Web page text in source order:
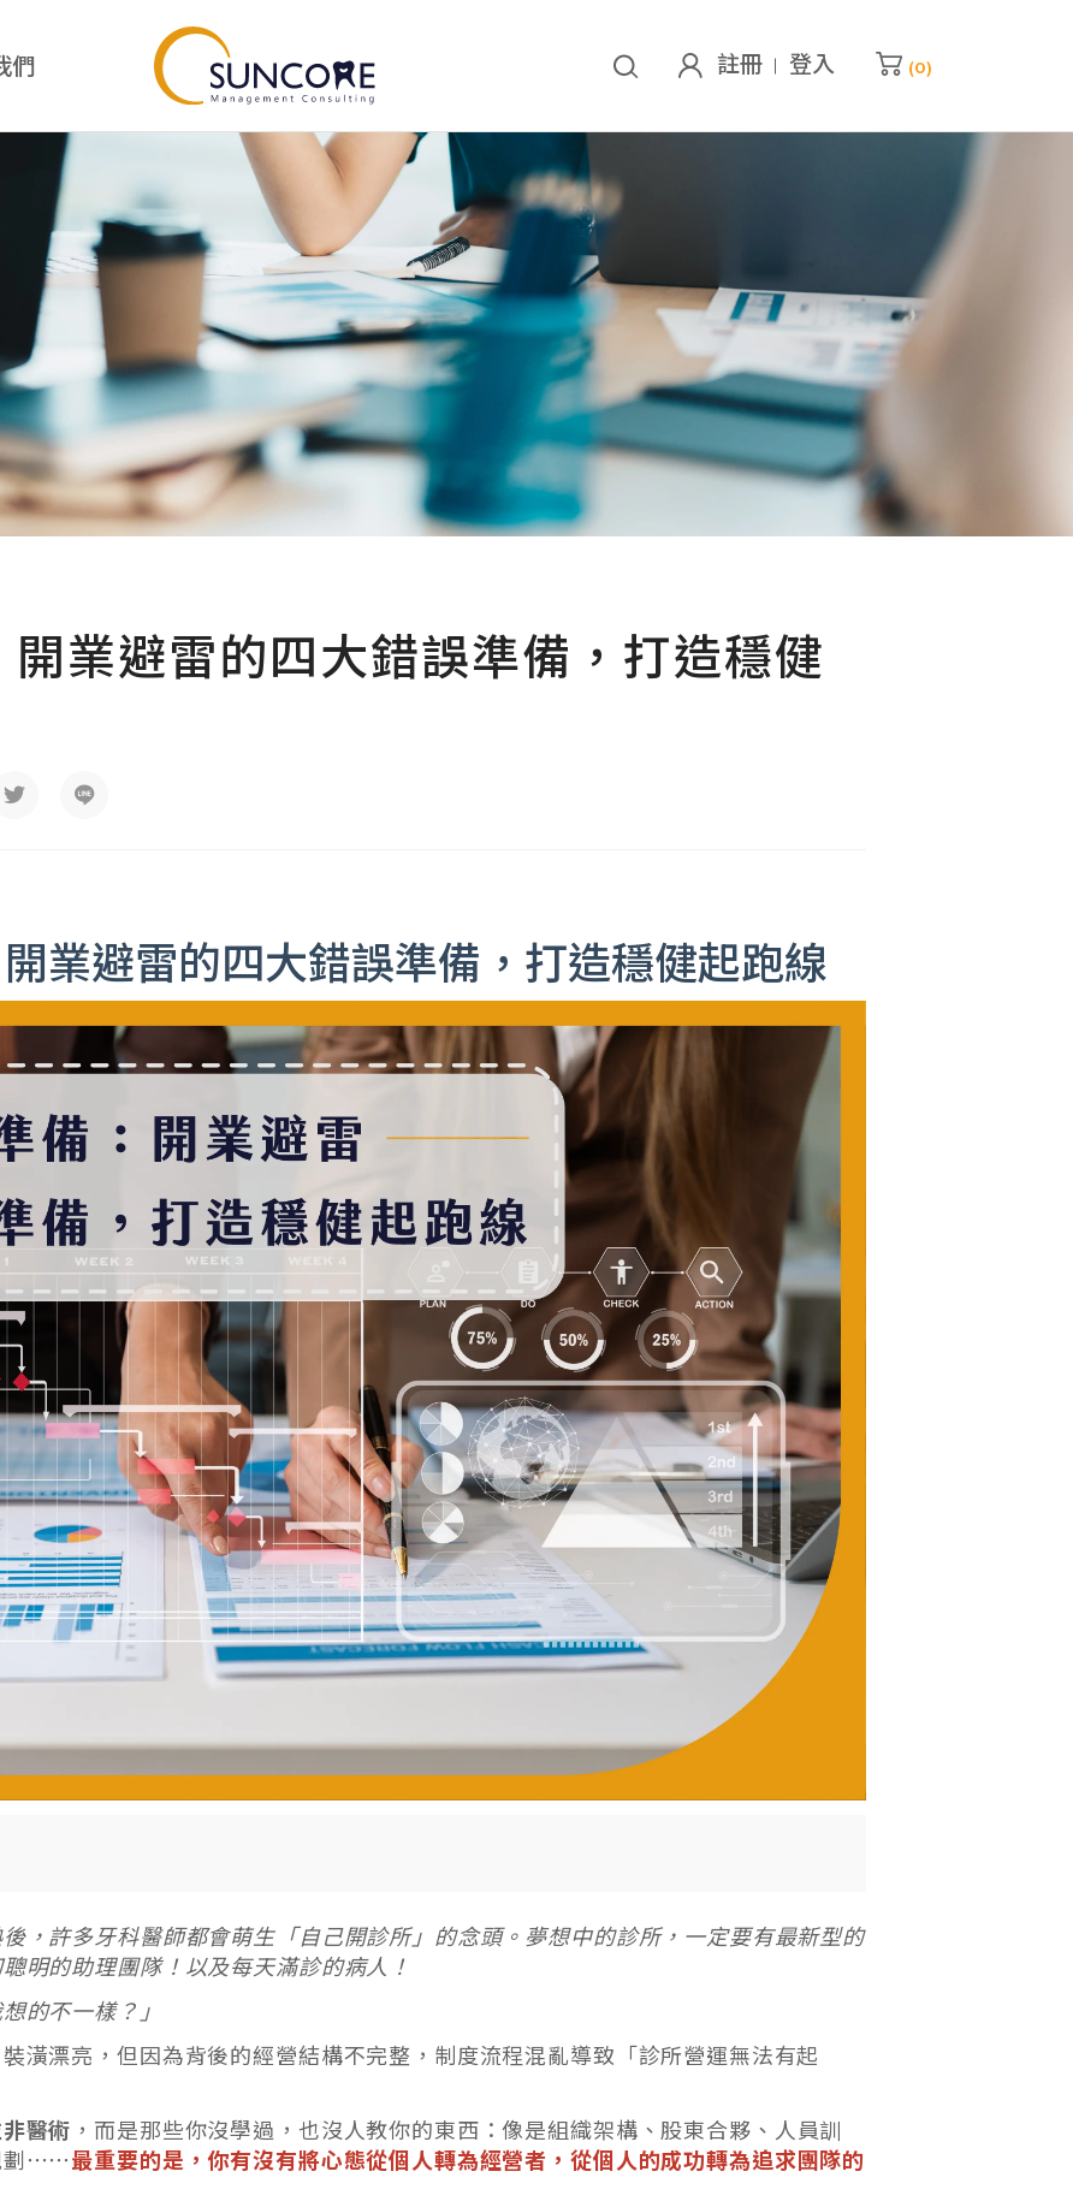
診所經營
總覽
所經營管理課程
管理師課程
醫幹部訓練營
Suncore好物
Suncore好物總覽
Suncore竹好刷
們 註冊 登入 (0)
我的購物車
業避雷的四大錯誤準備，打造穩健
業避雷的四大錯誤準備，打造穩健起跑線
，許多牙科醫師都會萌生「自己開診所」的念頭。夢想中的診所，一定要有最新型的
明的助理團隊！以及每天滿診的病人！
的不一樣？」
潢漂亮，但因為背後的經營結構不完整，制度流程混亂導致「診所營運無法有起
醫術 ，而是那些你沒學過，也沒人教你的東西：像是組織架構、股東合夥、人員訓
劃⋯⋯最重要的是，你有沒有將心態從個人轉為經營者，從個人的成功轉為追求團隊的